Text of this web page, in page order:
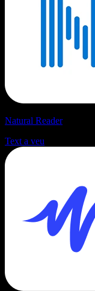
Natural Reader
Text a veu